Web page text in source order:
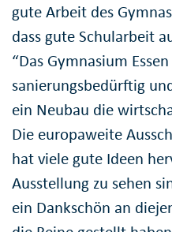
gute Arbeit des
dass gute Schularbeit
“Das Gymnasium
sanierungsbedürftig
ein Neubau die
Die europaweite
hat viele gute Ideen
Ausstellung zu sehen
ein Dankschön an